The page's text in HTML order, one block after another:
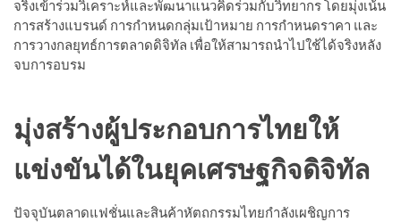
จริงเข้าร่วมวิเคราะห์และพัฒนาแนวคิดร่วมกับวิทยากร โดยมุ่งเน้น
การสร้างแบรนด์ การกำหนดกลุ่มเป้าหมาย การกำหนดราคา และ
การวางกลยุทธ์การตลาดดิจิทัล เพื่อให้สามารถนำไปใช้ได้จริงหลัง
จบการอบรม
มุ่งสร้างผู้ประกอบการไทยให้
แข่งขันได้ในยุคเศรษฐกิจดิจิทัล
ปัจจุบันตลาดแฟชั่นและสินค้าหัตถกรรมไทยกำลังเผชิญการ